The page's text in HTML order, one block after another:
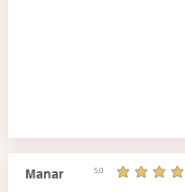
Manar 5.0
la note moyenne est 5 sur 5